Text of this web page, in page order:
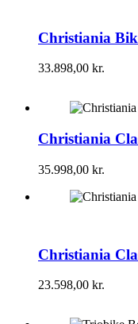
Christiania
33.898,00 kr.
Christiania
35.998,00 kr.
Christiania
23.598,00 kr.